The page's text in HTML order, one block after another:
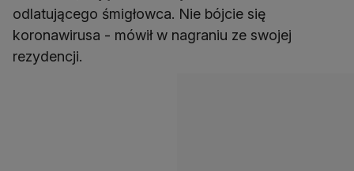
odlatującego śmigłowca. Nie bójcie się
koronawirusa - mówił w nagraniu ze swojej
rezydencji.